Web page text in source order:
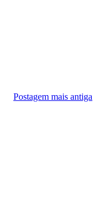
Postagem mais antiga